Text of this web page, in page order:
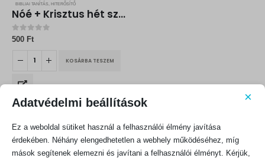
BIBLIAI TANÍTÁS, HITERŐSÍTŐ
Nóé + Krisztus hét szava a kereszten
0out of 5
500 Ft
KOSÁRBA TESZEM
Adatvédelmi beállítások ×
Ez a weboldal sütiket használ a felhasználói élmény javítása
érdekében. Néhány elengedhetetlen a webhely működéséhez, míg
mások segítenek elemezni és javítani a felhasználói élményt. Kérjük,